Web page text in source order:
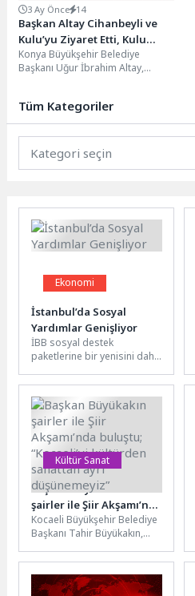
3 Ay Önce 14
Başkan Altay Cihanbeyli ve
Kulu’yu Ziyaret Etti, Kulu
İtfaiye Merkezi’nin Temelini
Attı
Konya Büyükşehir Belediye
Başkanı Uğur İbrahim Altay,
Merkezi’nin...
Tüm Kategoriler
Ekonomi
İstanbul’da Sosyal
Yardımlar Genişliyor
İBB sosyal destek
paketlerine bir yenisini daha
öğrenciler, anneler ve yeni...
Kültür Sanat
Başkan Büyükakın
şairler ile Şiir Akşamı’nda
buluştu; “Kocaeli’yi
kültürden sanattan ayrı
düşünemeyiz”
Kocaeli Büyükşehir Belediye
Başkanı Tahir Büyükakın,
dolayısıyla düzenlenen “Şiir
Akşamı” programına katıldı.
Başkan...